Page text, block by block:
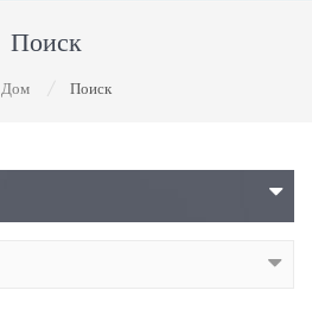
Поиск
Дом Поиск